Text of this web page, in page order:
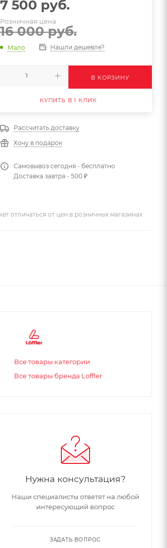
7 500 руб.
Розничная цена
16 000руб.
Мало Нашли дешевле?
В КОРЗИНУ
КУПИТЬ В 1 КЛИК
Рассчитать доставку
Хочу в подарок
Самовывоз сегодня - бесплатно
Доставка завтра - 500 ₽
отличаться от цен в розничных магазинах
Все товары категории
Все товары бренда Loffler
Нужна консультация?
Наши специалисты ответят на любой
интересующий вопрос
ЗАДАТЬ ВОПРОС